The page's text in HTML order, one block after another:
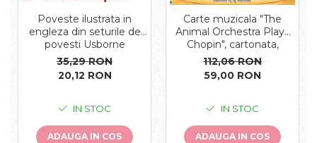
Poveste ilustrata in
engleza din seturile de
povesti Usborne
35,29 RON
20,12 RON
IN STOC
ADAUGA IN COS
Carte muzicala "The
Animal Orchestra Plays
Chopin", cartonata,
Usborne
112,06 RON
59,00 RON
IN STOC
ADAUGA IN COS